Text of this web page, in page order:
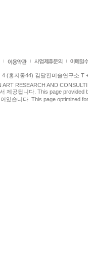
(홍지동44) 김달진미술연구소 T
RESEARCH AND
제공됩니다. This page provided
있습니다. This page optimized